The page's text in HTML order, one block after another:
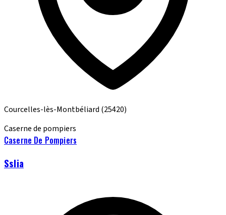
Courcelles-lès-Montbéliard (25420)
Caserne de pompiers
Caserne De Pompiers
Sslia